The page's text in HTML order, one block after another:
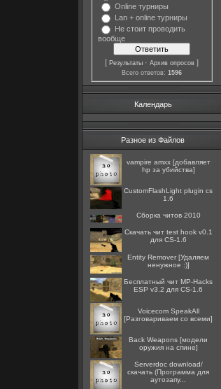
Online турниры
Lan + online турниры
Не стоит проводить
вообще
[ Результаты · Архив опросов ]
Всего ответов: 1596
Календарь
Разное из Файлов
vampire amxx [добавляет
hp за убийства]
CustomFlashLight plugin cs
1.6
Сборка читов 2010
Скачать чит test hook v0.1
для CS-1.6
Entity Remover [Удаляем
ненужное :)]
Бесплатный чит MP-Hacks
ESP v3.2 для CS-1.6
Voicecom SpeakAll
[Разговариваем со всеми]
Back Weapons [модели
оружия на спине]
Serverdoc download/
скачать (Программа для
аутозапу...